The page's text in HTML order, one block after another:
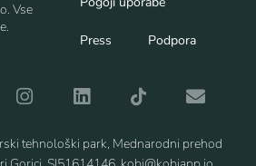
Vse
Press Podpora
tehnološki park, Mednarodni prehod